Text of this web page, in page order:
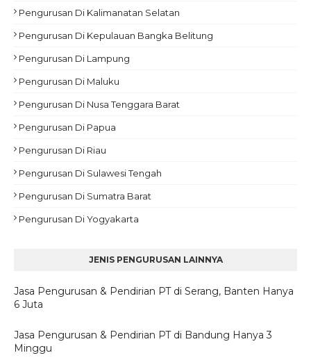
Pengurusan Di Kalimanatan Selatan
Pengurusan Di Kepulauan Bangka Belitung
Pengurusan Di Lampung
Pengurusan Di Maluku
Pengurusan Di Nusa Tenggara Barat
Pengurusan Di Papua
Pengurusan Di Riau
Pengurusan Di Sulawesi Tengah
Pengurusan Di Sumatra Barat
Pengurusan Di Yogyakarta
JENIS PENGURUSAN LAINNYA
Jasa Pengurusan & Pendirian PT di Serang, Banten Hanya
6 Juta
Jasa Pengurusan & Pendirian PT di Bandung Hanya 3
Minggu